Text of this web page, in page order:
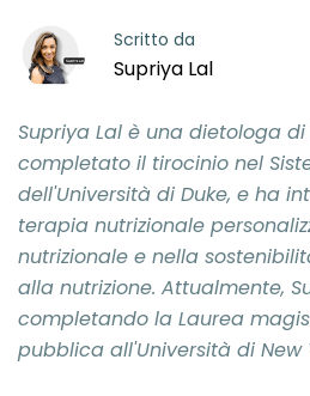
Scritto da
Supriya Lal
Supriya Lal è una dietologa di
completato il tirocinio nel
dell'Università di Duke, e ha
terapia nutrizionale
nutrizionale e nella
alla nutrizione. Attualmente,
completando la Laurea
pubblica all'Università di New